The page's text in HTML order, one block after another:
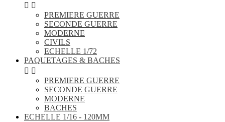
 
PREMIERE GUERRE
SECONDE GUERRE
MODERNE
CIVILS
ECHELLE 1/72
PAQUETAGES & BACHES
 
PREMIERE GUERRE
SECONDE GUERRE
MODERNE
BACHES
ECHELLE 1/16 - 120MM